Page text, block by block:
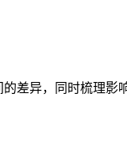
差异，同时梳理